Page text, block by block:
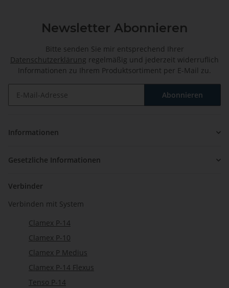
Newsletter Abonnieren
Bitte senden Sie mir entsprechend Ihrer
Datenschutzerklärung regelmäßig und jederzeit widerruflich
Informationen zu Ihrem Produktsortiment per E-Mail zu.
Abonnieren
Informationen
Gesetzliche Informationen
Verbinder
Verbinden mit System
Clamex P-14
Clamex P-10
Clamex P Medius
Clamex P-14 Flexus
Tenso P-14